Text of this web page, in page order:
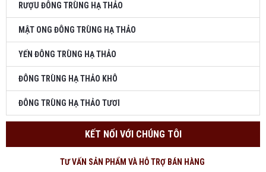
RƯỢU ĐÔNG TRÙNG HẠ THẢO
MẬT ONG ĐÔNG TRÙNG HẠ THẢO
YẾN ĐÔNG TRÙNG HẠ THẢO
ĐÔNG TRÙNG HẠ THẢO KHÔ
ĐÔNG TRÙNG HẠ THẢO TƯƠI
KẾT NỐI VỚI CHÚNG TÔI
TƯ VẤN SẢN PHẨM VÀ HỖ TRỢ BÁN HÀNG